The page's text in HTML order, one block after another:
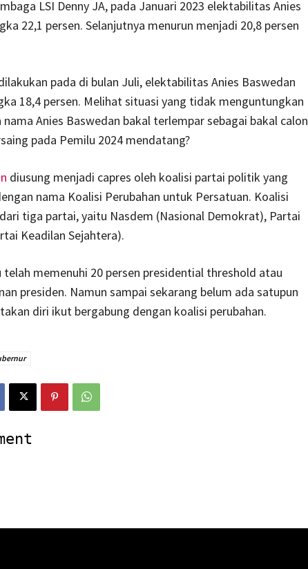
LSI Denny JA, pada Januari 2023 elektabilitas Anies
22,1 persen. Selanjutnya menurun menjadi 20,8 persen
pada di bulan Juli, elektabilitas Anies Baswedan
18,4 persen. Melihat situasi yang tidak menguntungkan
Anies Baswedan bakal terlempar sebagai bakal calon
pada Pemilu 2024 mendatang?
diusung menjadi capres oleh koalisi partai politik yang
nama Koalisi Perubahan untuk Persatuan. Koalisi
tiga partai, yaitu Nasdem (Nasional Demokrat), Partai
Keadilan Sejahtera).
memenuhi 20 persen presidential threshold atau
presiden. Namun sampai sekarang belum ada satupun
diri ikut bergabung dengan koalisi perubahan.